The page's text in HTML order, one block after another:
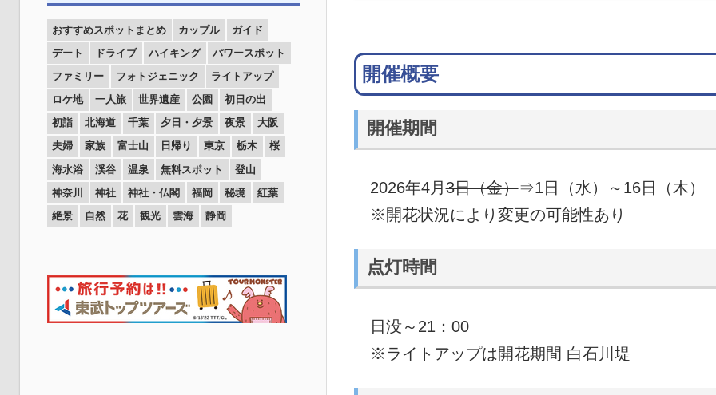
開催概要
開催期間
2026年4月3日（金）⇒1日（水）～16日（木）
※開花状況により変更の可能性あり
点灯時間
日没～21：00
※ライトアップは開花期間 白石川堤
おすすめスポットまとめ カップル
ガイド
デート
ドライブ ハイキング
パワースポット
ファミリー
フォトジェニック
ライトアップ
ロケ地
一人旅 世界遺産 公園
初日の出
初詣
北海道 千葉 夕日・夕景 夜景
大阪
夫婦
家族 富士山 日帰り 東京 栃木
桜
海水浴
渓谷 温泉 無料スポット
登山
神奈川
神社 神社・仏閣 福岡 秘境
紅葉
絶景
自然 花 観光 雲海 静岡